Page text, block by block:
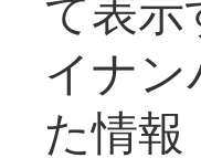
イナ
た情報